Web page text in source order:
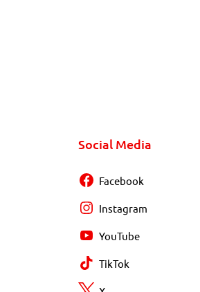
Social Media
Facebook
Instagram
YouTube
TikTok